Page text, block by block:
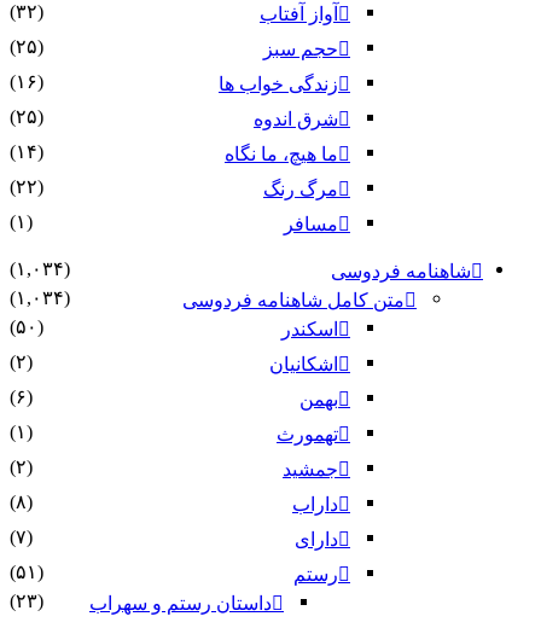
آواز آفتاب
(۳۲)
حجم سبز
(۲۵)
زندگی خواب ها
(۱۶)
شرق اندوه
(۲۵)
ما هیچ، ما نگاه
(۱۴)
مرگ رنگ
(۲۲)
مسافر
(۱)
شاهنامه فردوسی
(۱,۰۳۴)
متن کامل شاهنامه فردوسی
(۱,۰۳۴)
اسکندر
(۵۰)
اشکانیان
(۲)
بهمن
(۶)
تهمورث
(۱)
جمشید
(۲)
داراب
(۸)
دارای
(۷)
رستم
(۵۱)
داستان رستم و سهراب
(۲۳)